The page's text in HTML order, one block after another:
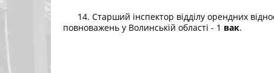
14. Старший інспектор відділу орендних
повноважень у Волинській області - 1 вак.